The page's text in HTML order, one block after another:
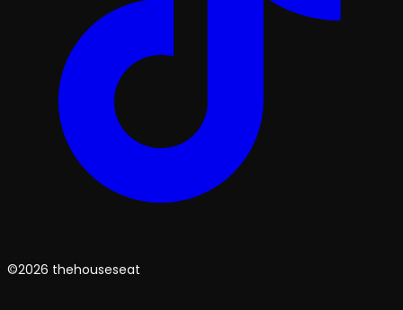
©2026 thehouseseat